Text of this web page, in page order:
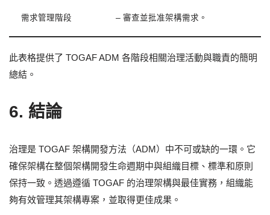
需求管理階段 – 審查並批准架構需求。
此表格提供了 TOGAF ADM 各階段相關治理活動與職責的簡明
總結。
6. 結論
治理是 TOGAF 架構開發方法（ADM）中不可或缺的一環。它
確保架構在整個架構開發生命週期中與組織目標、標準和原則
保持一致。透過遵循 TOGAF 的治理架構與最佳實務，組織能
夠有效管理其架構專案，並取得更佳成果。